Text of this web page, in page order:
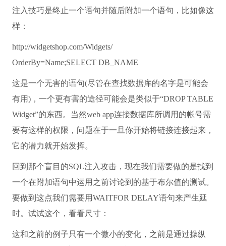
注入技巧是终止一个语句并随后附加一个语句，比如像这
样：
http://widgetshop.com/Widgets/
OrderBy=Name;SELECTDB_NAME
这是一个无害的语句(尽管在查找数据库的名字是可能会
有用)，一个更有害的途径可能会是类似于“DROP TABLE
Widget”的东西。当然web app连接数据库所调用的帐号需
要有这样的权限，问题在于一旦你开始将链接连接起来，
它的潜力就开始发挥。
回到那个盲目的SQL注入攻击，现在我们需要做的是找到
一个在附加语句中运用之前讨论到的基于布尔值的测试。
要做到这点我们需要用WAITFOR DELAY语句来产生延
时。试试这个，看看尺寸：
这和之前的例子只有一个微小的变化，之前是通过操纵